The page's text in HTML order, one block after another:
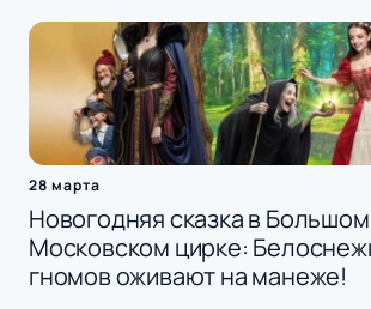
28 марта
Новогодняя сказка в Большом
Московском цирке:
гномов оживают на манеже!